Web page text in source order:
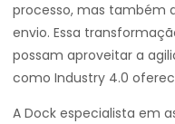
processo, mas também
envio. Essa
possam aproveitar a
como Industry 4.0
A Dock especialista em